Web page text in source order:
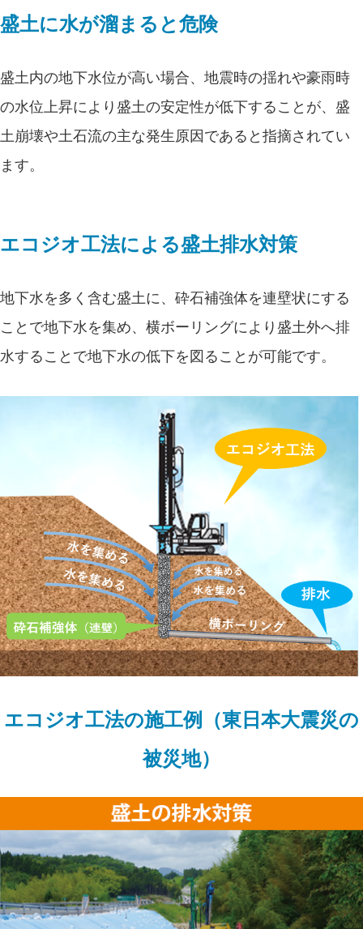
盛土に水が溜まると危険
盛土内の地下水位が高い場合、地震時の揺れや豪雨時
の水位上昇により盛土の安定性が低下することが、盛
土崩壊や土石流の主な発生原因であると指摘されてい
ます。
エコジオ工法による盛土排水対策
地下水を多く含む盛土に、砕石補強体を連壁状にする
ことで地下水を集め、横ボーリングにより盛土外へ排
水することで地下水の低下を図ることが可能です。
エコジオ工法の施工例（東日本大震災の
被災地）